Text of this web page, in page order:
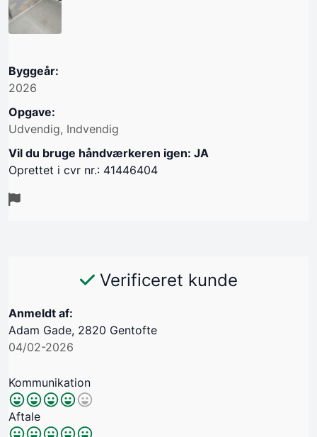
Byggeår:
2026
Opgave:
Udvendig, Indvendig
Vil du bruge håndværkeren igen: JA
Oprettet i cvr nr.: 41446404
Verificeret kunde
Anmeldt af:
Adam Gade, 2820 Gentofte
04/02-2026
Kommunikation
Aftale